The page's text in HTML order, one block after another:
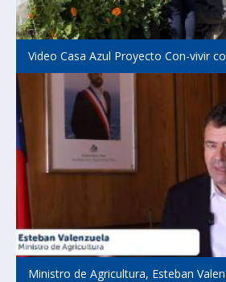
Video Casa Azul Proyecto Con-vivir
Ministro de Agricultura, Esteban